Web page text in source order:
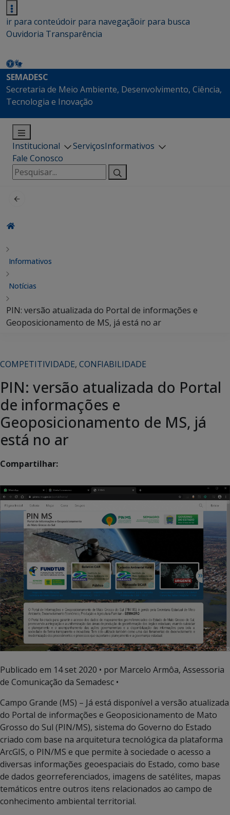
ir para conteúdoir para navegaçãoir para busca
Ouvidoria Transparência
SEMADESC
Secretaria de Meio Ambiente, Desenvolvimento, Ciência,
Tecnologia e Inovação
Institucional ServiçosInformativos
Fale Conosco
Pesquisar
por:
Informativos
Notícias
PIN: versão atualizada do Portal de informações e
Geoposicionamento de MS, já está no ar
COMPETITIVIDADE, CONFIABILIDADE
PIN: versão atualizada do Portal
de informações e
Geoposicionamento de MS, já
está no ar
Compartilhar:
Publicado em 14 set 2020 • por Marcelo Armôa, Assessoria
de Comunicação da Semadesc •
Campo Grande (MS) – Já está disponível a versão atualizada
do Portal de informações e Geoposicionamento de Mato
Grosso do Sul (PIN/MS), sistema do Governo do Estado
criado com base na arquitetura tecnológica da plataforma
ArcGIS, o PIN/MS e que permite à sociedade o acesso a
diversas informações geoespaciais do Estado, como base
de dados georreferenciados, imagens de satélites, mapas
temáticos entre outros itens relacionados ao campo de
conhecimento ambiental territorial.